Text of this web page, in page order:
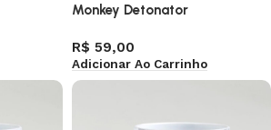
Monkey Detonator
R$ 59,00
Adicionar Ao Carrinho